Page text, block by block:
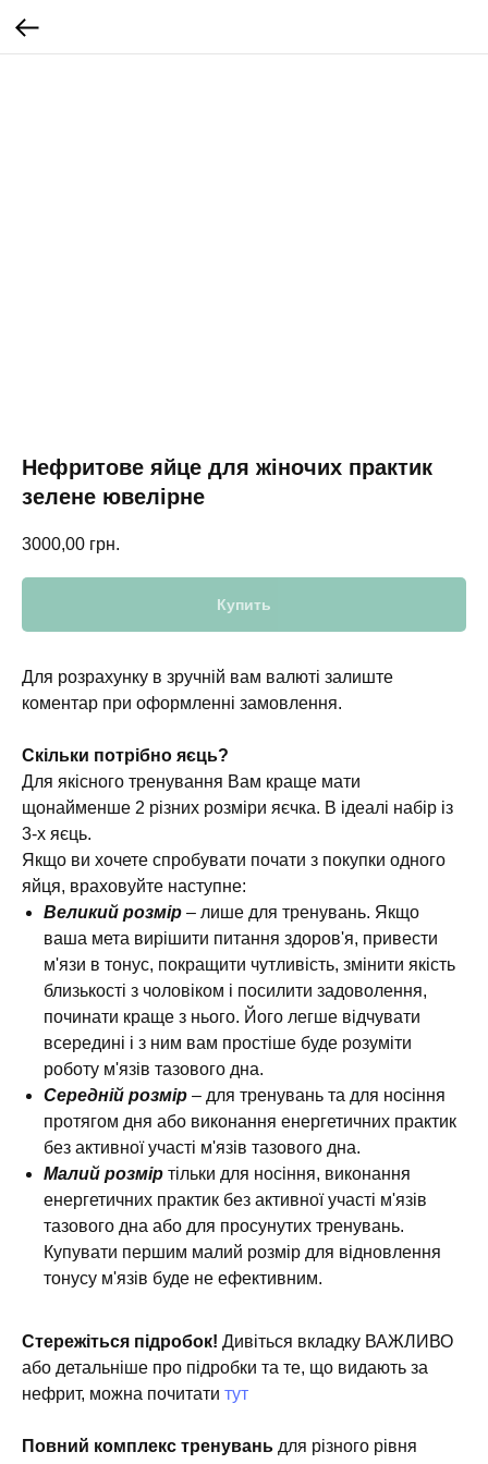
Нефритове яйце для жіночих практик
зелене ювелірне
3000,00 грн.
Купить
Для розрахунку в зручній вам валюті залиште
коментар при оформленні замовлення.
Скільки потрібно яєць?
Для якісного тренування Вам краще мати
щонайменше 2 різних розміри яєчка. В ідеалі набір із
3-х яєць.
Якщо ви хочете спробувати почати з покупки одного
яйця, враховуйте наступне:
Великий розмір – лише для тренувань. Якщо
ваша мета вирішити питання здоров'я, привести
м'язи в тонус, покращити чутливість, змінити якість
близькості з чоловіком і посилити задоволення,
починати краще з нього. Його легше відчувати
всередині і з ним вам простіше буде розуміти
роботу м'язів тазового дна.
Середній розмір – для тренувань та для носіння
протягом дня або виконання енергетичних практик
без активної участі м'язів тазового дна.
Малий розмір тільки для носіння, виконання
енергетичних практик без активної участі м'язів
тазового дна або для просунутих тренувань.
Купувати першим малий розмір для відновлення
тонусу м'язів буде не ефективним.
Стережіться підробок! Дивіться вкладку ВАЖЛИВО
або детальніше про підробки та те, що видають за
нефрит, можна почитати тут
Повний комплекс тренувань для різного рівня